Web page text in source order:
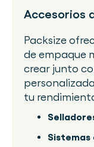
Accesorios
Packsize
de empaque
crear junto
tu
Sistemas